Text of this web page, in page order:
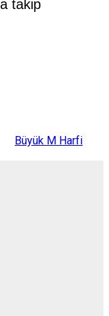
takip
Büyük M Harfi